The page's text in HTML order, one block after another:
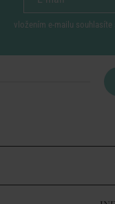
vložením e-mailu souhlasíte